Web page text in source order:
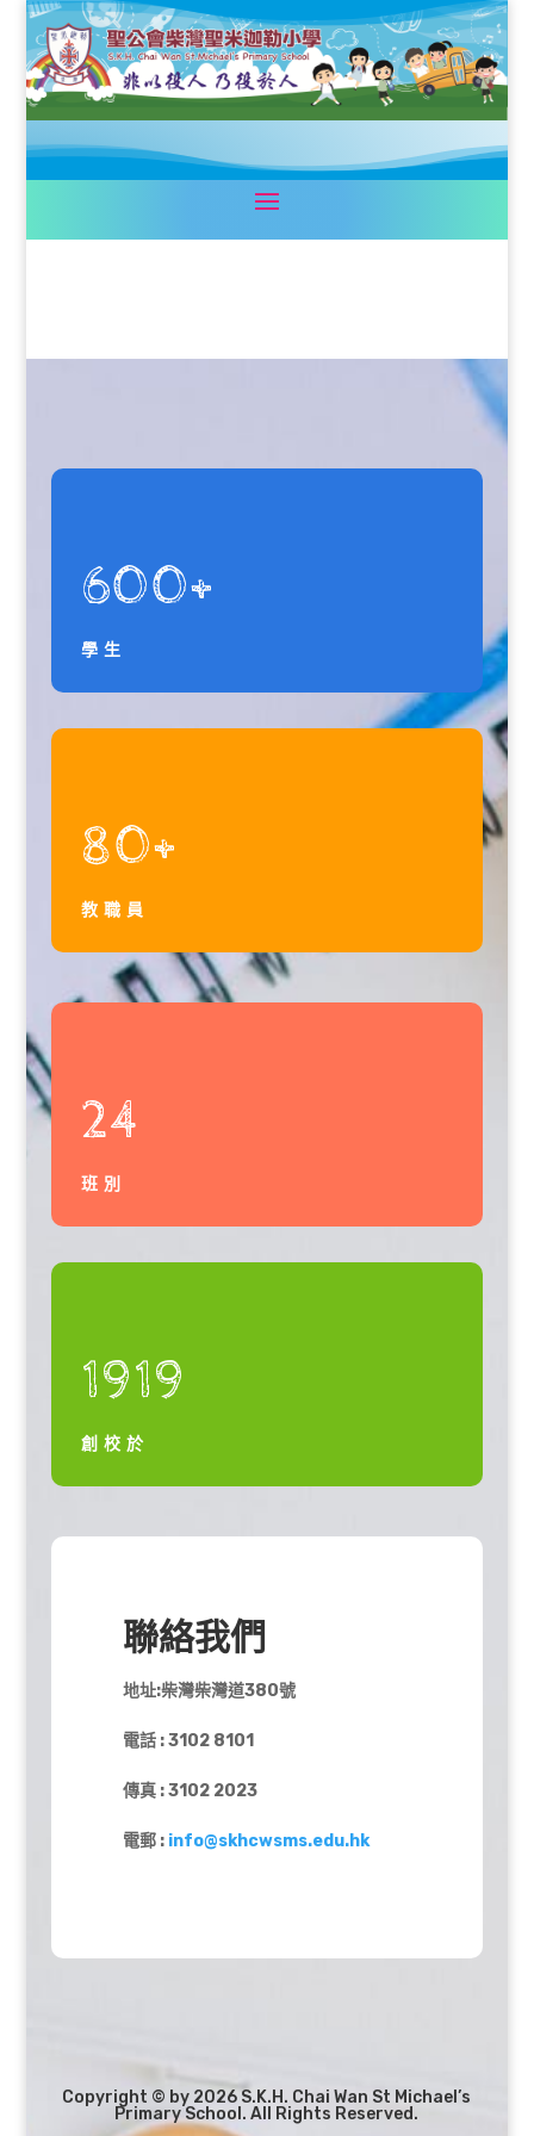
600+
學生
80+
教職員
24
班別
1919
創校於
聯絡我們
地址:柴灣柴灣道380號
電話 : 3102 8101
傳真 : 3102 2023
電郵 : info@skhcwsms.edu.hk
Copyright © by 2026 S.K.H. Chai Wan St Michael’s
Primary School. All Rights Reserved.